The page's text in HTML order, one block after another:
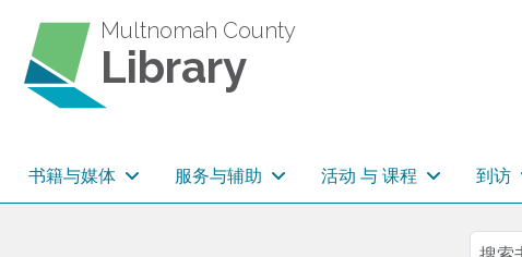
Multnomah County
Library
主导航
书籍与媒体 服务与辅助 活动 与 课程 到访
Search
搜索